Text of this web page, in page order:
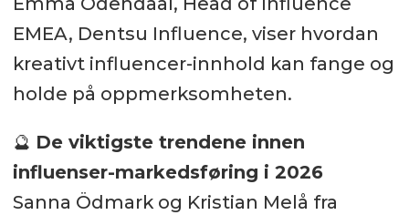
EMEA, Dentsu Influence, viser hvordan
kreativt influencer-innhold kan fange og
holde på oppmerksomheten.
🔮 De viktigste trendene innen
influenser-markedsføring i 2026
Sanna Ödmark og Kristian Melå fra